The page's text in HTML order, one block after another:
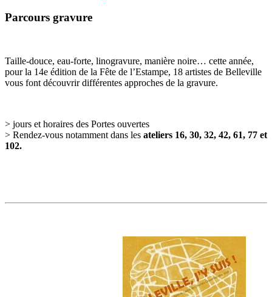
Parcours gravure
Taille-douce, eau-forte, linogravure, manière noire… cette année,
pour la 14e édition de la Fête de l’Estampe, 18 artistes de Belleville
vous font découvrir différentes approches de la gravure.
> jours et horaires des Portes ouvertes
> Rendez-vous notamment dans les ateliers 16, 30, 32, 42, 61, 77 et
102.